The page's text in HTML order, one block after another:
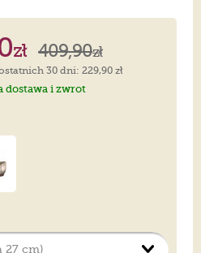
zł 409,90zł
30 dni: 229,90 zł
dostawa i zwrot